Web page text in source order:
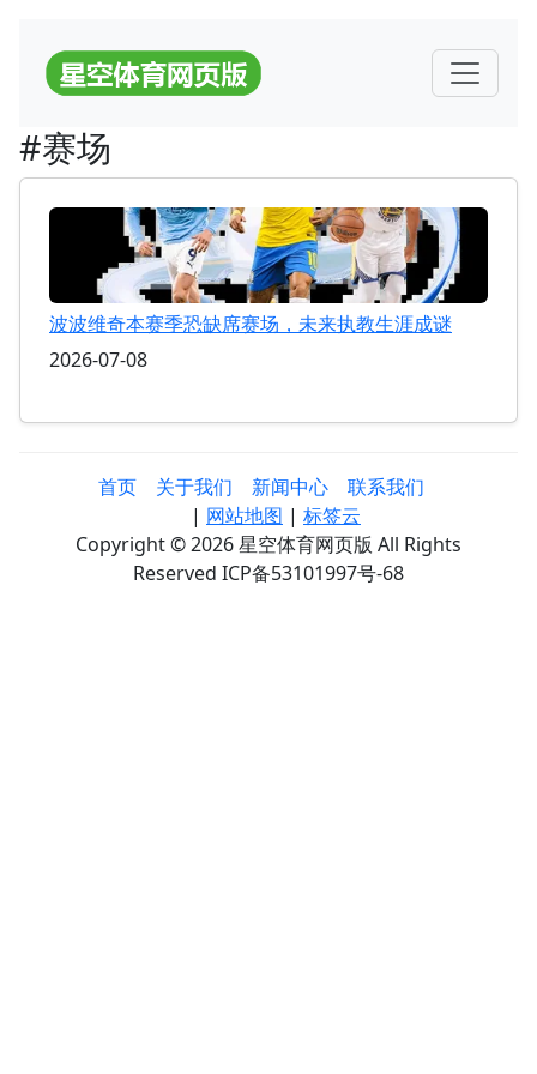
#赛场
波波维奇本赛季恐缺席赛场，未来执教生涯成谜
2026-07-08
首页 关于我们 新闻中心
联系我们
| 网站地图 | 标签云
Copyright © 2026 星空体育网页版 All Rights
Reserved ICP备53101997号-68